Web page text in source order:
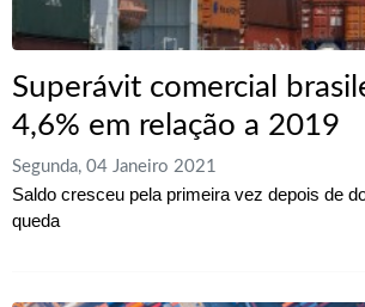
Superávit comercial
4,6% em relação a 2019
Segunda, 04 Janeiro 2021
Saldo cresceu pela primeira vez depois de
queda